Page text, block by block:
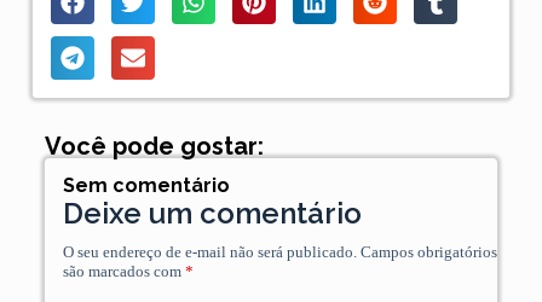
Você pode gostar:
Sem comentário
Deixe um comentário
O seu endereço de e-mail não será publicado. Campos obrigatórios
são marcados com *